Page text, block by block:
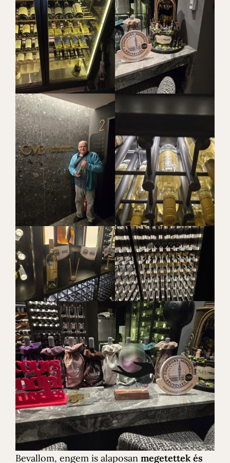
Bevallom, engem is alaposan megetettek és